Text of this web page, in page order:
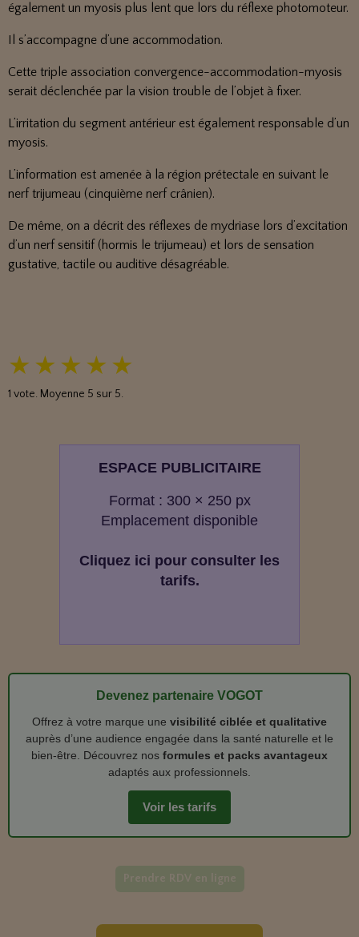
également un myosis plus lent que lors du réflexe photomoteur.
Il s’accompagne d’une accommodation.
Cette triple association convergence-accommodation-myosis
serait déclenchée par la vision trouble de l’objet à fixer.
L’irritation du segment antérieur est également responsable d’un
myosis.
L’information est amenée à la région prétectale en suivant le
nerf trijumeau (cinquième nerf crânien).
De même, on a décrit des réflexes de mydriase lors d’excitation
d’un nerf sensitif (hormis le trijumeau) et lors de sensation
gustative, tactile ou auditive désagréable.
★ ★ ★ ★ ★
1 vote. Moyenne 5 sur 5.
ESPACE PUBLICITAIRE
Format : 300 × 250 px
Emplacement disponible
Cliquez ici pour consulter les
tarifs.
Devenez partenaire VOGOT
Offrez à votre marque une visibilité ciblée et qualitative
auprès d’une audience engagée dans la santé naturelle et le
bien‑être. Découvrez nos formules et packs avantageux
adaptés aux professionnels.
Voir les tarifs